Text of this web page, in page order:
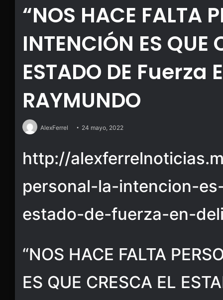
“NOS HACE FALTA
INTENCIÓN ES QUE
ESTADO DE Fuerza
RAYMUNDO
AlexFerrel 24 mayo, 2022
http://
personal-la-intencion-
estado-de-fuerza-en-
“NOS HACE FALTA
ES QUE CRESCA EL